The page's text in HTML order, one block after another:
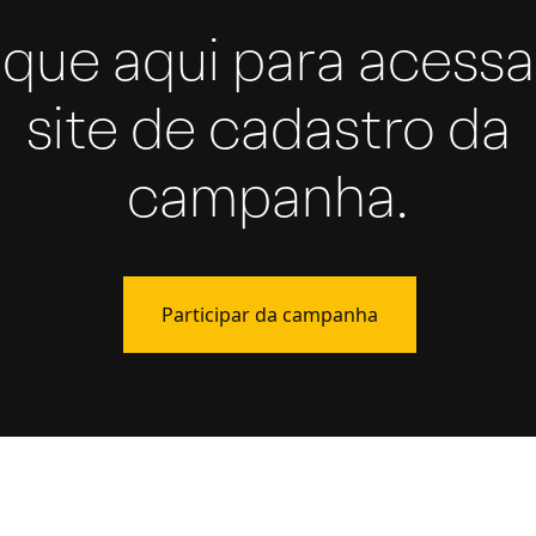
aqui para
site de cadastro da
campanha.
Participar da campanha